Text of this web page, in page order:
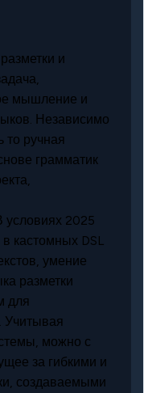
и
мышление и
Независимо
ручная
грамматик
2025
в кастомных DSL
умение
разметки
для
Учитывая
можно с
за гибкими и
создаваемыми